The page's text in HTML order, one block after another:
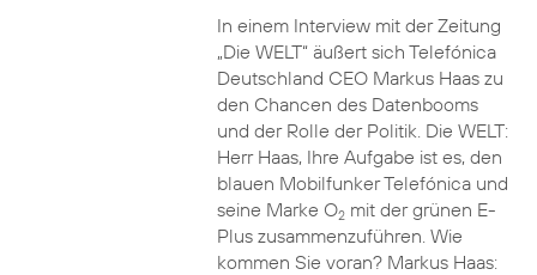
In einem Interview mit der Zeitung
„Die WELT“ äußert sich Telefónica
Deutschland CEO Markus Haas zu
den Chancen des Datenbooms
und der Rolle der Politik. Die WELT:
Herr Haas, Ihre Aufgabe ist es, den
blauen Mobilfunker Telefónica und
seine Marke O2mit der grünen E-
Plus zusammenzuführen. Wie
kommen Sie voran? Markus Haas: